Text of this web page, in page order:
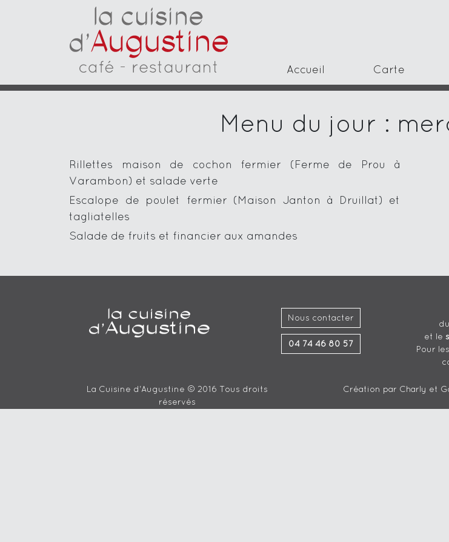
Accueil Carte
Menu du jour :
Rillettes maison de cochon fermier (Ferme de Prou à
Varambon) et salade verte
Escalope de poulet fermier (Maison Janton à Druillat) et
tagliatelles
Salade de fruits et financier aux amandes
Nous contacter
04 74 46 80 57
du
et le
Pour
La Cuisine d'Augustine © 2016 Tous droits
réservés
Création par Charly et